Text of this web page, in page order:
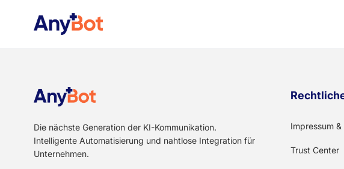
Die nächste Generation der KI-Kommunikation.
Intelligente Automatisierung und nahtlose Integration für
Unternehmen.
Impressum
Trust Center